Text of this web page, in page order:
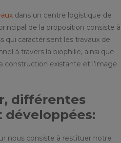
dans un centre logistique de
de la proposition consiste à
qui caractérisent les travaux de
à travers la biophilie, ainsi que
construction existante et l’image
différentes
développées:
nous consiste à restituer notre